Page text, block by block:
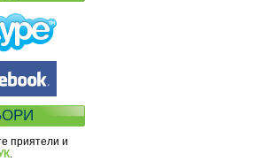
приятели и
.